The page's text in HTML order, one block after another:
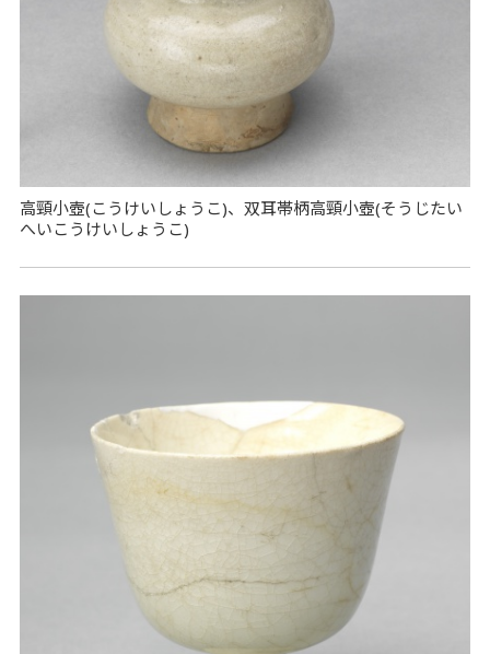
高頸小壺(こうけいしょうこ)、双耳帯柄高頸小壺(そうじたい
へいこうけいしょうこ)